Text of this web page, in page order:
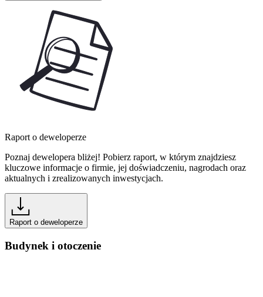
Raport o deweloperze
Poznaj dewelopera bliżej! Pobierz raport, w którym znajdziesz
kluczowe informacje o firmie, jej doświadczeniu, nagrodach oraz
aktualnych i zrealizowanych inwestycjach.
Raport o deweloperze
Budynek i otoczenie